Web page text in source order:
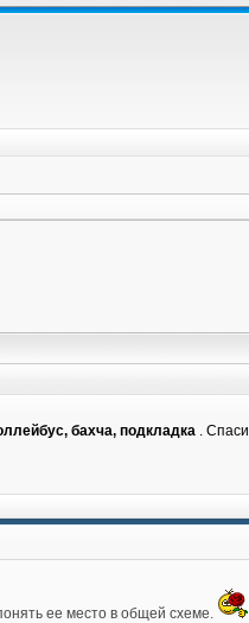
бахча, подкладка .
ее место в общей схеме.